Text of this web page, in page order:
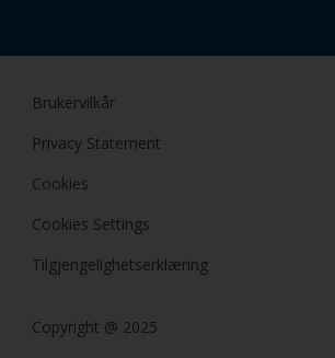
Brukervilkår
Privacy Statement
Cookies
Cookies Settings
Tilgjengelighetserklæring
Copyright @ 2025